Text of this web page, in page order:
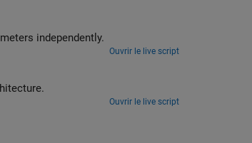
independently.
Ouvrir le live script
Ouvrir le live script